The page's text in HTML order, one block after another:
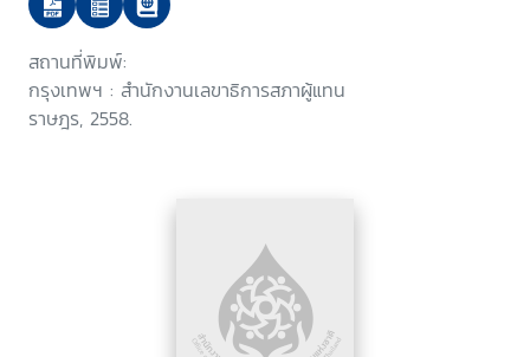
สถานที่พิมพ์:
กรุงเทพฯ : สำนักงานเลขาธิการสภาผู้แทน
ราษฎร, 2558.